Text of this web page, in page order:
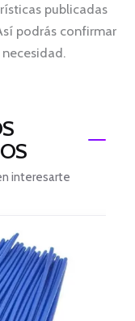
publicadas
podrás confirmar
interesarte